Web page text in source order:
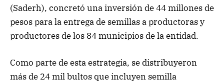
(Saderh), concretó una inversión de 44 millones de
pesos para la entrega de semillas a productoras y
productores de los 84 municipios de la entidad.
Como parte de esta estrategia, se distribuyeron
más de 24 mil bultos que incluyen semilla